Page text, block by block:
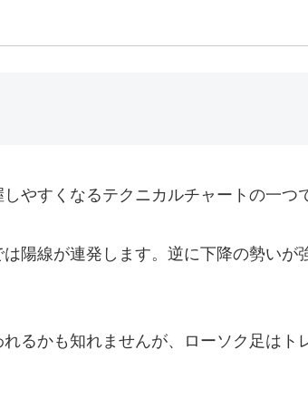
やすくなるテクニカルチャートの一つ
陽線が連発します。逆に下降の勢いが
るかも知れませんが、ローソク足はト